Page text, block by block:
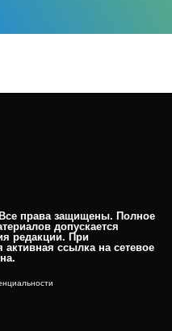
права защищены. Полное
допускается
редакции. При
ссылка на сетевое